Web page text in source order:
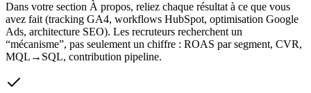
Dans votre section À propos, reliez chaque résultat à ce que vous
avez fait (tracking GA4, workflows HubSpot, optimisation Google
Ads, architecture SEO). Les recruteurs recherchent un
“mécanisme”, pas seulement un chiffre : ROAS par segment, CVR,
MQL→SQL, contribution pipeline.